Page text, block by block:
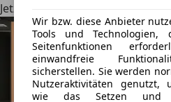
Wir bzw. diese Anbieter
Tools und
Seitenfunktionen
einwandfreie
sicherstellen. Sie werden
Nutzeraktivitäten genutzt,
wie das Setzen und
Jetzt Seat Leon Sportstourer